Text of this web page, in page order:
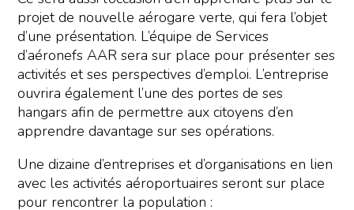
projet de nouvelle aérogare verte, qui fera l’objet
d’une présentation. L’équipe de Services
d’aéronefs AAR sera sur place pour présenter ses
activités et ses perspectives d’emploi. L’entreprise
ouvrira également l’une des portes de ses
hangars afin de permettre aux citoyens d’en
apprendre davantage sur ses opérations.
Une dizaine d’entreprises et d’organisations en lien
avec les activités aéroportuaires seront sur place
pour rencontrer la population :